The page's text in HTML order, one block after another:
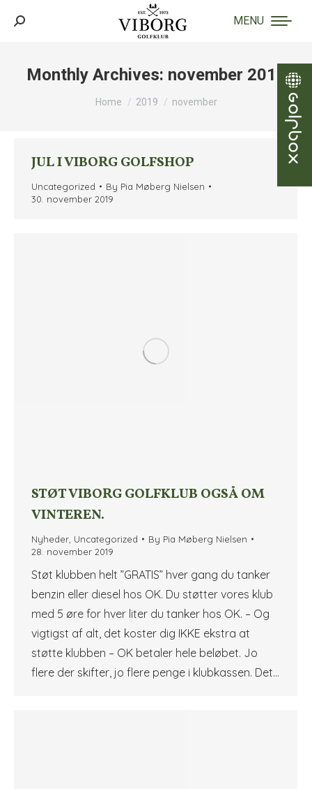
MENU
Search:
Monthly Archives: november 2019
You are here:
Home 2019 november
JUL I VIBORG GOLFSHOP
Uncategorized By Pia Møberg Nielsen
30. november 2019
STØT VIBORG GOLFKLUB OGSÅ OM
VINTEREN.
Nyheder, Uncategorized By Pia Møberg Nielsen
28. november 2019
Støt klubben helt ”GRATIS” hver gang du tanker
benzin eller diesel hos OK. Du støtter vores klub
med 5 øre for hver liter du tanker hos OK. – Og
vigtigst af alt, det koster dig IKKE ekstra at
støtte klubben – OK betaler hele beløbet. Jo
flere der skifter, jo flere penge i klubkassen. Det…